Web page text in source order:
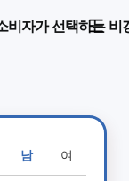
비자가 선택하는 비
남 여